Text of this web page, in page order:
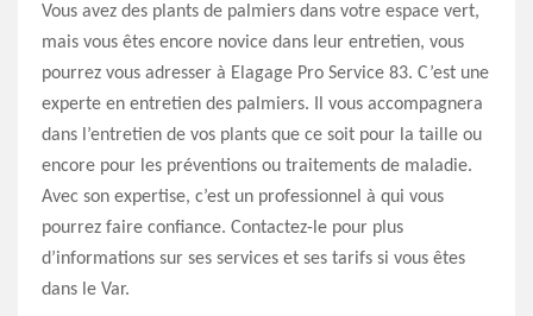
Vous avez des plants de palmiers dans votre espace vert,
mais vous êtes encore novice dans leur entretien, vous
pourrez vous adresser à Elagage Pro Service 83. C’est une
experte en entretien des palmiers. Il vous accompagnera
dans l’entretien de vos plants que ce soit pour la taille ou
encore pour les préventions ou traitements de maladie.
Avec son expertise, c’est un professionnel à qui vous
pourrez faire confiance. Contactez-le pour plus
d’informations sur ses services et ses tarifs si vous êtes
dans le Var.